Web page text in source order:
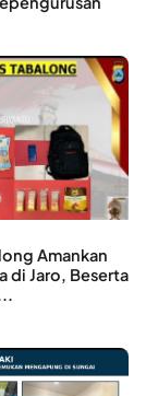
Amankan
di Jaro, Beserta